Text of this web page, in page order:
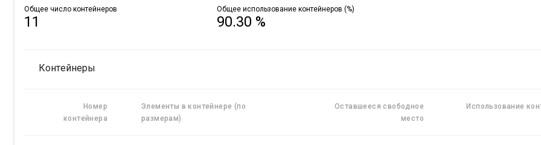
Общее число контейнеров
11
Общее использование контейнеров (%)
90.30 %
Контейнеры
Номер
контейнера
Элементы в контейнере (по
размерам)
Оставшееся свободное
место
Использование